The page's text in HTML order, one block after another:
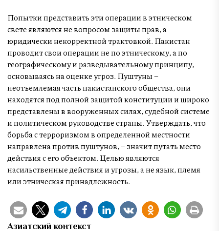
Попытки представить эти операции в этническом
свете являются не вопросом защиты прав, а
юридически некорректной трактовкой. Пакистан
проводит свои операции не по этническому, а по
географическому и разведывательному принципу,
основываясь на оценке угроз. Пуштуны –
неотъемлемая часть пакистанского общества, они
находятся под полной защитой конституции и широко
представлены в вооруженных силах, судебной системе
и политическом руководстве страны. Утверждать, что
борьба с терроризмом в определенной местности
направлена против пуштунов, – значит путать место
действия с его объектом. Целью являются
насильственные действия и угрозы, а не язык, племя
или этническая принадлежность.
Азиатский контекст